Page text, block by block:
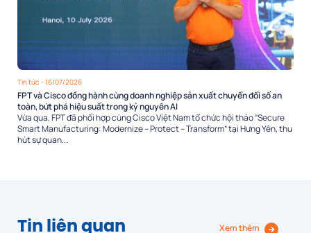
Tin tức - 16/07/2026
FPT và Cisco đồng hành cùng doanh nghiệp sản xuất chuyển đổi số an
toàn, bứt phá hiệu suất trong kỷ nguyên AI
Vừa qua, FPT đã phối hợp cùng Cisco Việt Nam tổ chức hội thảo “Secure
Smart Manufacturing: Modernize – Protect – Transform” tại Hưng Yên, thu
hút sự quan...
Tin liên quan Xem thêm